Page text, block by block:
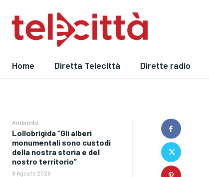
Home Diretta Telecittà Dirette radio
Ambiente
Lollobrigida “Gli alberi
monumentali sono custodi
della nostra storia e del
nostro territorio”
8 Agosto 2026